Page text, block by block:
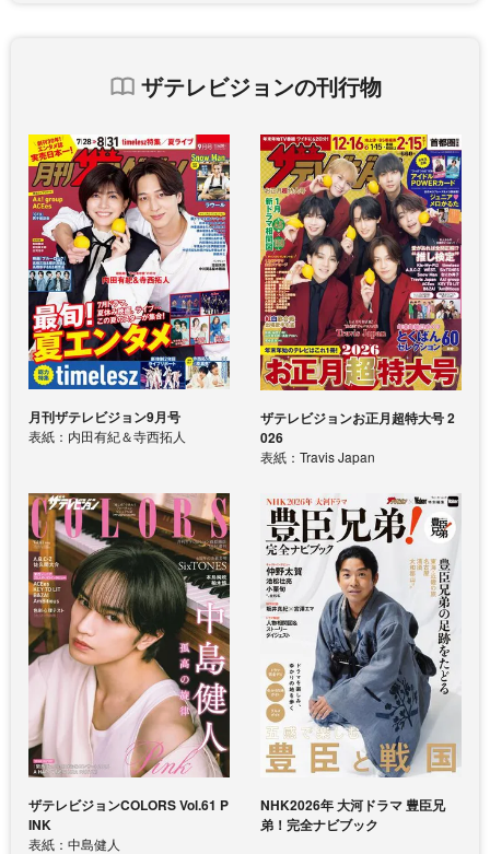
ザテレビジョンの刊行物
月刊ザテレビジョン9月号
表紙：内田有紀＆寺西拓人
ザテレビジョンお正月超特大号 2
026
表紙：Travis Japan
ザテレビジョンCOLORS Vol.61 P
INK
表紙：中島健人
NHK2026年 大河ドラマ 豊臣兄
弟！完全ナビブック